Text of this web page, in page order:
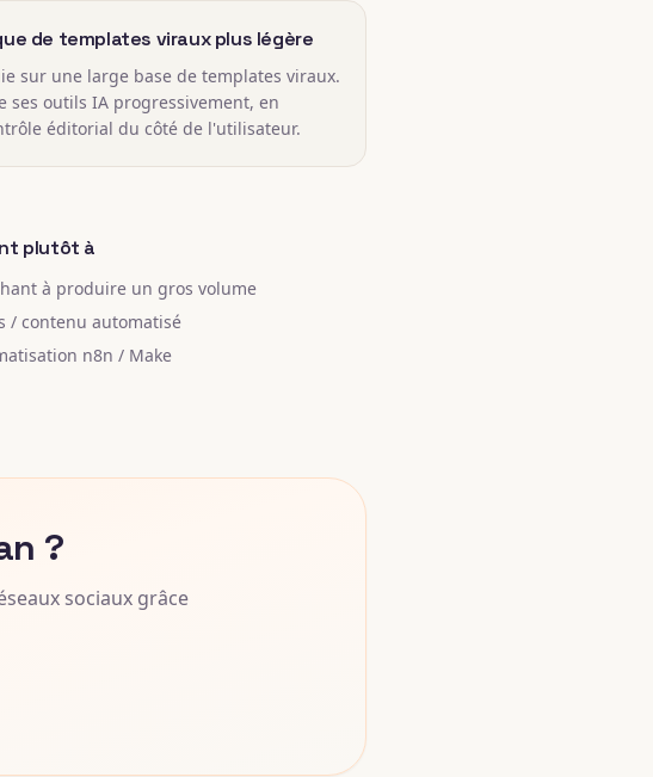
de templates viraux plus légère
sur une large base de templates viraux.
ses outils IA progressivement, en
éditorial du côté de l'utilisateur.
plutôt à
à produire un gros volume
/ contenu automatisé
n8n / Make
?
sociaux grâce